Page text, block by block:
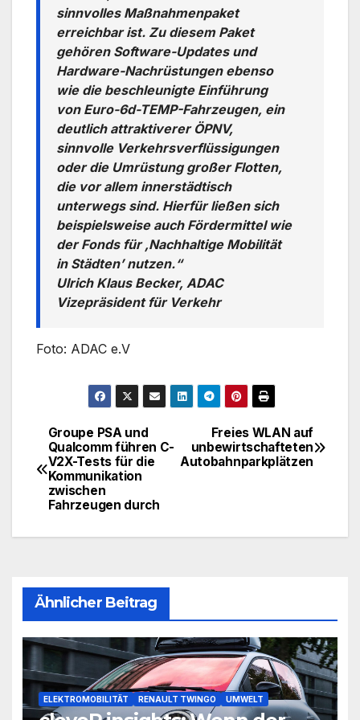
sinnvolles Maßnahmenpaket
erreichbar ist. Zu diesem Paket
gehören Software-Updates und
Hardware-Nachrüstungen ebenso
wie die beschleunigte Einführung
von Euro-6d-TEMP-Fahrzeugen, ein
deutlich attraktiverer ÖPNV,
sinnvolle Verkehrsverflüssigungen
oder die Umrüstung großer Flotten,
die vor allem innerstädtisch
unterwegs sind. Hierfür ließen sich
beispielsweise auch Fördermittel wie
der Fonds für ‚Nachhaltige Mobilität
in Städten’ nutzen.“
Ulrich Klaus Becker, ADAC
Vizepräsident für Verkehr
Foto: ADAC e.V
Beitragsnavigation
Freies WLAN auf
unbewirtschafteten
Autobahnparkplätzen
Groupe PSA und
Qualcomm führen C-
V2X-Tests für die
Kommunikation
zwischen
Fahrzeugen durch
Ähnlicher Beitrag
ELEKTROMOBILITÄT RENAULT TWINGO UMWELT